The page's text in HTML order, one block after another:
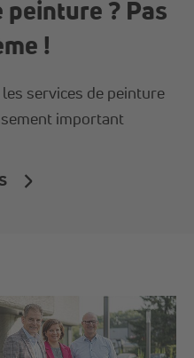
peinture ? Pas
!
services de peinture
important